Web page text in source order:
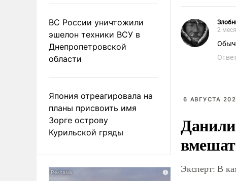
ВС России уничтожили
эшелон техники ВСУ в
Днепропетровской
области
Япония отреагировала на
планы присвоить имя
Зорге острову
Курильской гряды
2
6 АВГУСТА
Эксперт: В